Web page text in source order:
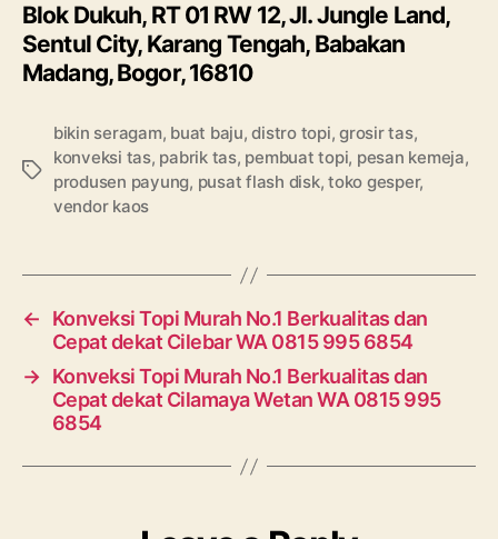
Blok Dukuh, RT 01 RW 12, Jl. Jungle Land,
Sentul City, Karang Tengah, Babakan
Madang, Bogor, 16810
Tags
bikin seragam, buat baju,distro topi,grosir tas,
konveksi tas, pabrik tas, pembuat topi, pesan kemeja,
produsen payung, pusat flash disk,toko gesper,
vendor kaos
←
Konveksi Topi Murah No.1 Berkualitas dan
Cepat dekat Cilebar WA 0815 995 6854
→ Konveksi Topi Murah No.1 Berkualitas dan
Cepat dekat Cilamaya Wetan WA 0815 995
6854